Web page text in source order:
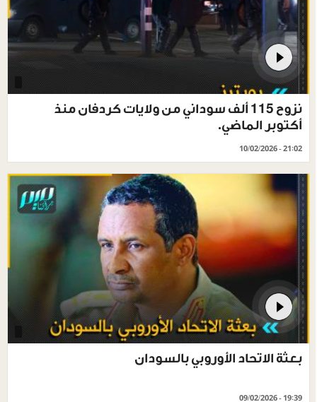
نزوح 115 ألف سوداني من ولايات كردفان منذ
أكتوبر الماضي.
10/02/2026 - 21:02
بعثة الاتحاد الأوروبي بالسودان
09/02/2026 - 19:39